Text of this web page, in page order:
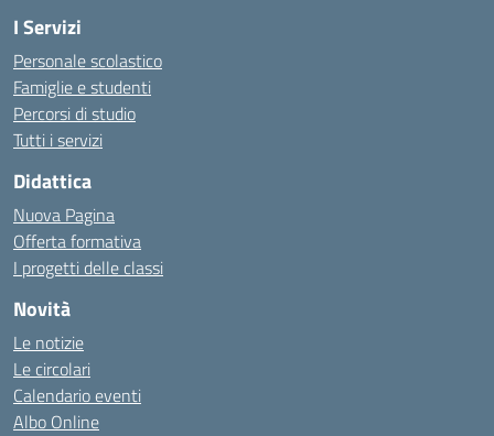
I Servizi
Personale scolastico
Famiglie e studenti
Percorsi di studio
Tutti i servizi
Didattica
Nuova Pagina
Offerta formativa
I progetti delle classi
Novità
Le notizie
Le circolari
Calendario eventi
Albo Online